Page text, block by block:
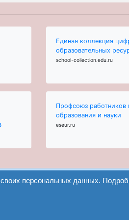
Единая коллекция
образовательных
school-collection.edu.ru
Профсоюз работников
образования и науки
eseur.ru
персональных данных.